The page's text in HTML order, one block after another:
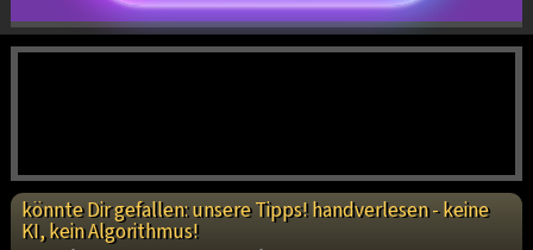
könnte Dir gefallen: unsere Tipps! handverlesen - keine
KI, kein Algorithmus!